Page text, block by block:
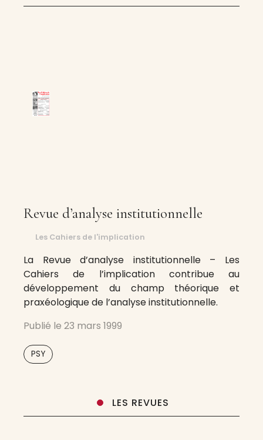
Revue d’analyse institutionnelle
Les Cahiers de l'implication
La Revue d’analyse institutionnelle – Les
Cahiers de l’implication contribue au
développement du champ théorique et
praxéologique de l’analyse institutionnelle.
Publié le 23 mars 1999
PSY
LES REVUES